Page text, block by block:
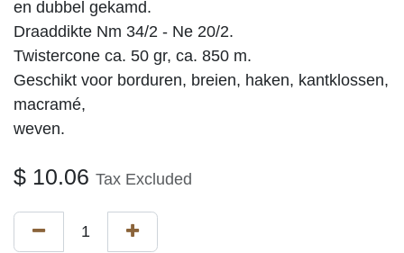
100% katoen gemerceriseerd - gegaseerd
en dubbel gekamd.
Draaddikte Nm 34/2 - Ne 20/2.
Twistercone ca. 50 gr, ca. 850 m.
Geschikt voor borduren, breien, haken,
kantklossen, macramé,
$10.06